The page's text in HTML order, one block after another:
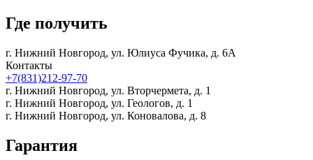
Где получить
г. Нижний Новгород, ул. Юлиуса Фучика, д. 6А
Контакты
+7(831)212-97-70
г. Нижний Новгород, ул. Вторчермета, д. 1
г. Нижний Новгород, ул. Геологов, д. 1
г. Нижний Новгород, ул. Коновалова, д. 8
Гарантия